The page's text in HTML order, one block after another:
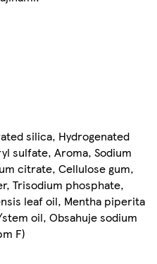
silica, Hydrogenated
sulfate, Aroma, Sodium
citrate, Cellulose gum,
Trisodium phosphate,
leaf oil, Mentha piperita
oil, Obsahuje sodium
F)